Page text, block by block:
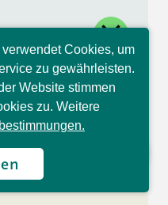
Cookies, um
zu gewährleisten.
Website stimmen
zu. Weitere
bin Sophia und
gerne Ihre
Fragen.
close